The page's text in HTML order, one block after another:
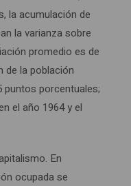
la acumulación de
la varianza sobre
promedio es de
de la población
puntos porcentuales;
el año 1964 y el
En
ocupada se